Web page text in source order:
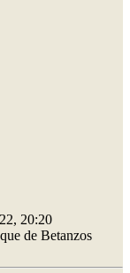
20:20
de Betanzos